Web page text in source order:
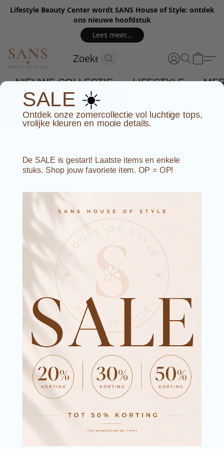
Lifestyle Beauty Center wordt SANS House of Style: ontdek
ons nieuwe hoofdstuk
Lees meer…
NIEUWE COLLECTIE LIFESTYLE
SALE ☀️
Ontdek onze zomercollectie vol luchtige tops,
vrolijke kleuren en mooie details.
De SALE is gestart! Laatste items en enkele
stuks. Shop jouw favoriete item. OP = OP!